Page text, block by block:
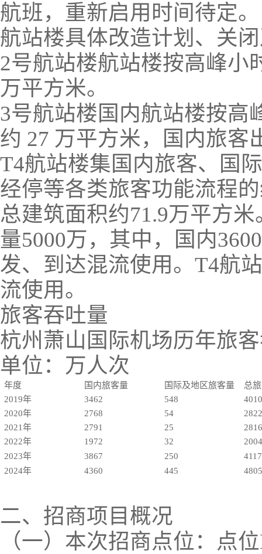
航班，重新启用时间待定。
航站楼具体改造计划、关
2号航站楼航站楼按高峰小
万平方米。
3号航站楼国内航站楼按高
约 27 万平方米，国内旅客
T4航站楼集国内旅客、国
经停等各类旅客功能流程
总建筑面积约71.9万平方
量5000万，其中，国内
发、到达混流使用。T4航
流使用。
旅客吞吐量
杭州萧山国际机场历年旅
单位：万人次
年度 国内旅客量 国际及地区旅客量
总
2019年
3462 548
4010
2020年
2768 54
2822
2021年
2791 25
2816
2022年
1972 32
2004
2023年
3867 250
4117
2024年
4360 445 4805
二、招商项目概况
（一）本次招商点位：点